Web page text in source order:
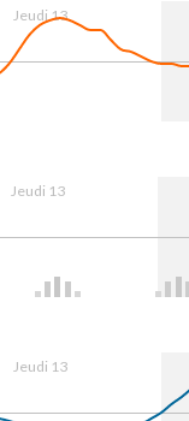
Jeudi 13
Jeudi 13
Jeudi 13